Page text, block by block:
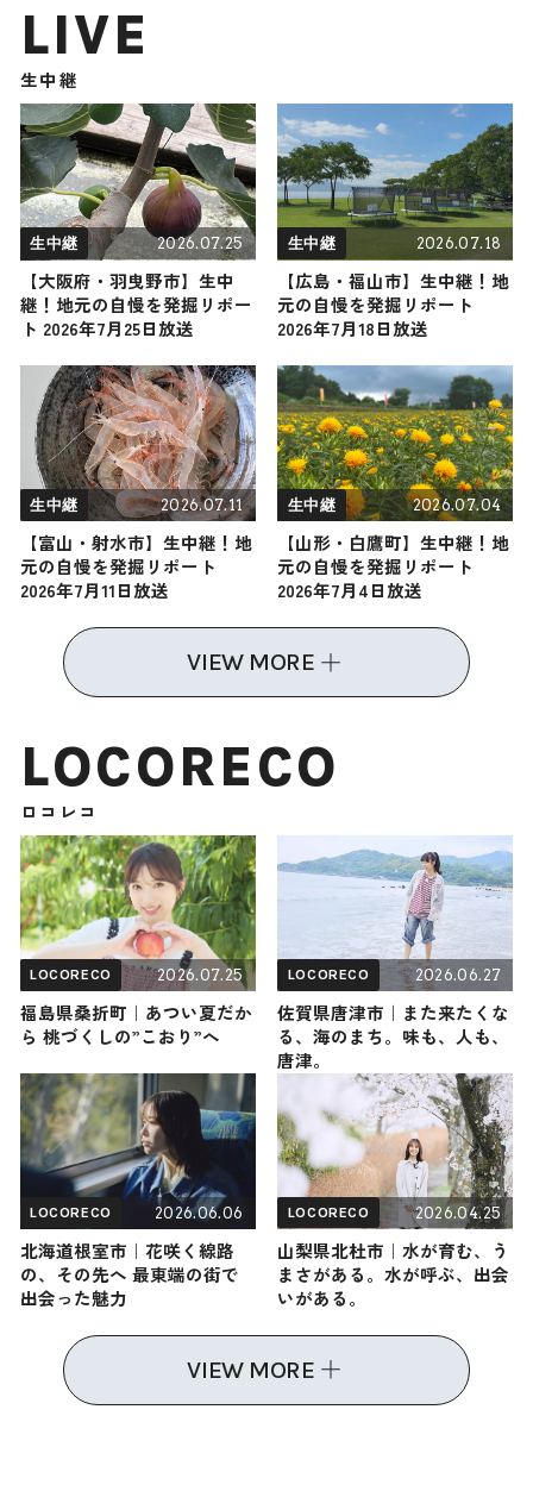
LIVE
生中継
生中継 2026.07.25
【大阪府・羽曳野市】生中
継！地元の自慢を発掘リポー
ト 2026年7月25日放送
生中継 2026.07.18
【広島・福山市】生中継！地
元の自慢を発掘リポート
2026年7月18日放送
生中継 2026.07.11
【富山・射水市】生中継！地
元の自慢を発掘リポート
2026年7月11日放送
生中継 2026.07.04
【山形・白鷹町】生中継！地
元の自慢を発掘リポート
2026年7月4日放送
VIEW MORE
LOCORECO
ロコレコ
LOCORECO 2026.07.25
福島県桑折町｜あつい夏だか
ら 桃づくしの”こおり”へ
LOCORECO 2026.06.27
佐賀県唐津市｜また来たくな
る、海のまち。味も、人も、
唐津。
LOCORECO 2026.06.06
北海道根室市｜花咲く線路
の、その先へ 最東端の街で
出会った魅力
LOCORECO 2026.04.25
山梨県北杜市｜水が育む、う
まさがある。水が呼ぶ、出会
いがある。
VIEW MORE